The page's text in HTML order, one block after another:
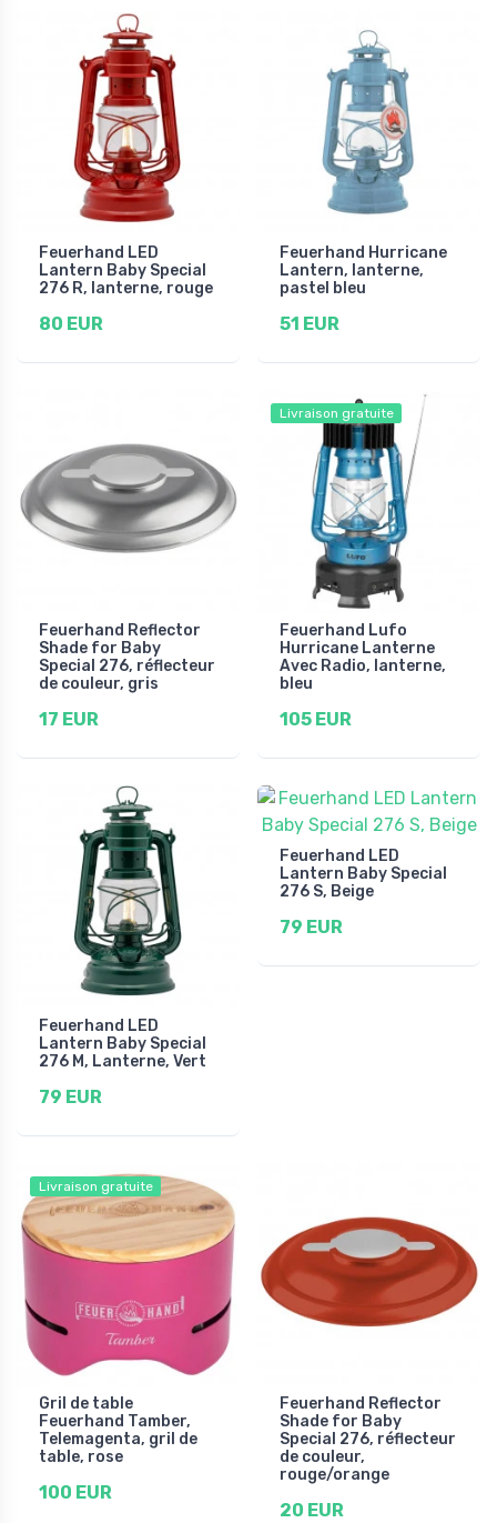
Feuerhand LED
Lantern Baby Special
276 R, lanterne, rouge
80 EUR
Feuerhand Hurricane
Lantern, lanterne,
pastel bleu
51 EUR
Feuerhand Reflector
Shade for Baby
Special 276, réflecteur
de couleur, gris
17 EUR
Livraison gratuite
Feuerhand Lufo
Hurricane Lanterne
Avec Radio, lanterne,
bleu
105 EUR
Feuerhand LED
Lantern Baby Special
276 M, Lanterne, Vert
79 EUR
Feuerhand LED
Lantern Baby Special
276 S, Beige
79 EUR
Livraison gratuite
Gril de table
Feuerhand Tamber,
Telemagenta, gril de
table, rose
100 EUR
Feuerhand Reflector
Shade for Baby
Special 276, réflecteur
de couleur,
rouge/orange
20 EUR